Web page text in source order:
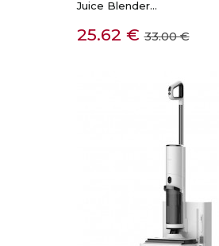
Juice Blender...
Kaina
25.62 € Bazinė
33.00 €